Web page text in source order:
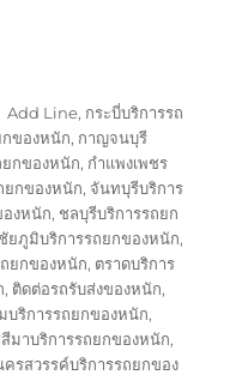
ป้าย
กำกับ
Add Line, กระบี่บริการรถ
กของหนัก, กาญจนบุรี
กของหนัก, กำแพงเพชร
ยกของหนัก, จันทบุรีบริการ
องหนัก, ชลบุรีบริการรถยก
ชัยภูมิบริการรถยกของหนัก,
ถยกของหนัก, ตราดบริการ
, ติดต่อรถรับส่งของหนัก,
บริการรถยกของหนัก,
มาบริการรถยกของหนัก,
ครสวรรค์บริการรถยกของ